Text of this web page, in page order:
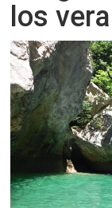
los